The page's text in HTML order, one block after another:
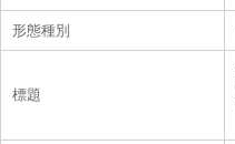
形態種別
標題